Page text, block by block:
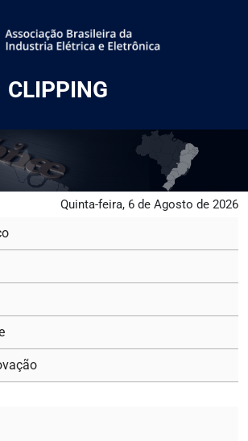
CLIPPING
Quinta-feira, 6 de Agosto de 2026